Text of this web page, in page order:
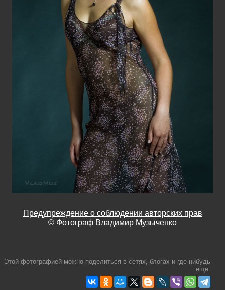
Предупреждение о соблюдении авторских прав
© Фотограф Владимир Музыченко
Этой фотографией можно поделиться в сетях, блогах и где-нибудь
еще: